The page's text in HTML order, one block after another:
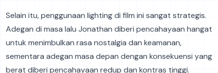
Selain itu, penggunaan lighting di film ini sangat strategis.
Adegan di masa lalu Jonathan diberi pencahayaan hangat
untuk menimbulkan rasa nostalgia dan keamanan,
sementara adegan masa depan dengan konsekuensi yang
berat diberi pencahayaan redup dan kontras tinggi.